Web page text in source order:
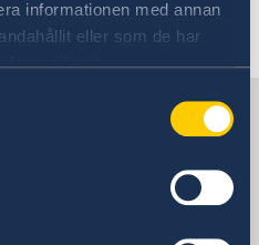
informationen med annan
eller som de har
tjänster.
16.36